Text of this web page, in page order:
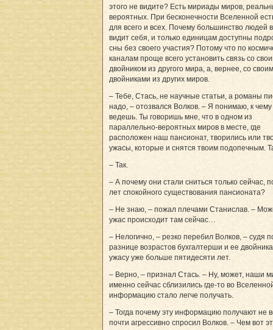
этого не видите? Есть мириады миров,
вероятных. При бесконечности Вселенной
для всего и всех. Почему большинство людей
видит себя, и только единицам доступны
сны без своего участия? Потому что по
каналам проще всего установить связь со
двойником из другого мира, а, вернее, со
двойниками из других миров.
– Тебе, Стась, не научные статьи, а романы
надо, – отозвался Волков. – Я понимаю, к
ведешь. Ты говоришь мне, что в одном из
параллельно-вероятных миров в месте, где
расположен наш пансионат, творились или
ужасы, которые и снятся твоим подопечным.
– Так.
– А почему они стали сниться только сейчас,
лет спокойного существования пансионата?
– Не знаю, – пожал плечами Станислав. –
ужас происходит там сейчас…
– Нелогично, – резко перебил Волков, – судя
разнице возрастов бухгалтерши и ее
ужасу уже больше пятидесяти лет.
– Верно, – признал Стась. – Ну, может, наши
именно сейчас сблизились где-то во
информацию стало легче получать.
– Тогда почему эту информацию получают не
почти агрессивно спросил Волков. – Чем вот